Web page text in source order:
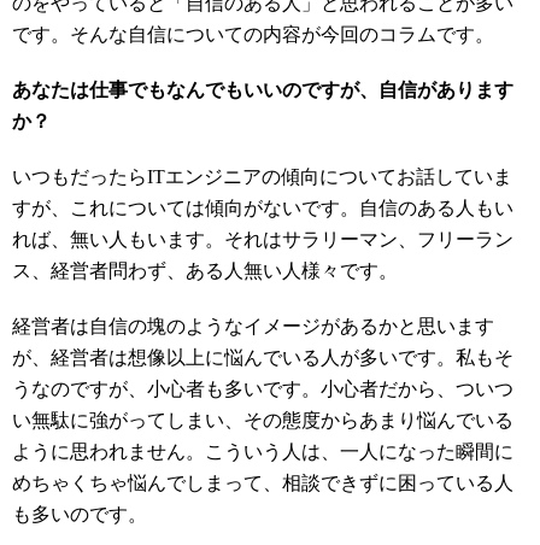
です。そんな自信についての内容が今回のコラムです。
あなたは仕事でもなんでもいいのですが、自信があります
か？
いつもだったらITエンジニアの傾向についてお話していま
すが、これについては傾向がないです。自信のある人もい
れば、無い人もいます。それはサラリーマン、フリーラン
ス、経営者問わず、ある人無い人様々です。
経営者は自信の塊のようなイメージがあるかと思います
が、経営者は想像以上に悩んでいる人が多いです。私もそ
うなのですが、小心者も多いです。小心者だから、ついつ
い無駄に強がってしまい、その態度からあまり悩んでいる
ように思われません。こういう人は、一人になった瞬間に
めちゃくちゃ悩んでしまって、相談できずに困っている人
も多いのです。